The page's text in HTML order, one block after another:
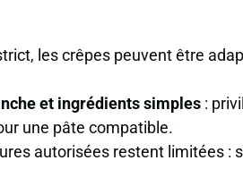
les crêpes peuvent être
et ingrédients simples:
une pâte compatible.
autoriséesrestent limitées :